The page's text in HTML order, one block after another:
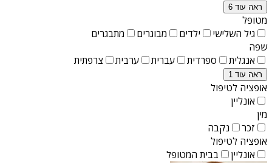
ראה עוד 6
מטופל
גיל השלישי
ילדים מבוגרים
מתבגרים
שפה
אנגלית
ספרדית עברית ערבית צרפתית
ראה עוד 1
אופציה לטיפול
אונליין
מין
זכר
נקבה
אופציה לטיפול
אונליין
בבית המטופל